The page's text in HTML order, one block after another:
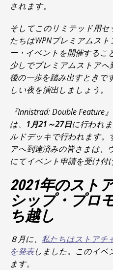
されます。
そしてこのリミテッド用セ
たちはWPNプレミアムス
ー・イベントを開催するこ
少しでプレミアムストア
後の一歩を踏み出すときで
しい夜を演出しましょう。
『Innistrad: Double Feature』
は、 1月21～27日に行われ
ルドデッキで行われます。
アへ到達済みの皆さまは
にてイベント申請を受け付
2021年のスト
シップ・プロ
ち越し
８月に、 私たちはストアチ
を発表しました。このイベ
ます。